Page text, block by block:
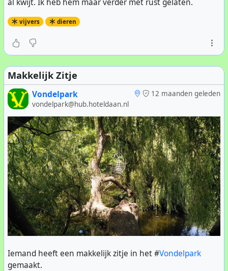
al kwijt. Ik heb hem maar verder met rust gelaten.
vijvers dieren
Makkelijk Zitje
12 maanden geleden
Vondelpark
vondelpark@hub.hoteldaan.nl
Iemand heeft een makkelijk zitje in het #Vondelpark
gemaakt.